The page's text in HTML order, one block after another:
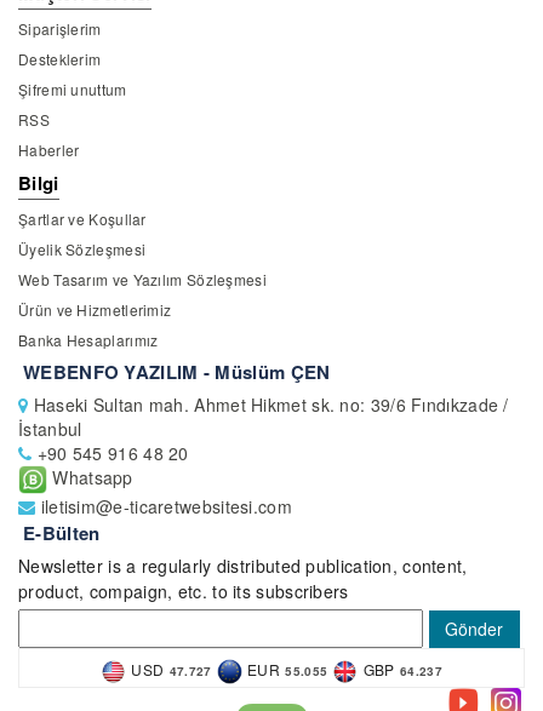
Siparişlerim
Desteklerim
Şifremi unuttum
RSS
Haberler
Bilgi
Şartlar ve Koşullar
Üyelik Sözleşmesi
Web Tasarım ve Yazılım Sözleşmesi
Ürün ve Hizmetlerimiz
Banka Hesaplarımız
WEBENFO YAZILIM - Müslüm ÇEN
Haseki Sultan mah. Ahmet Hikmet sk. no: 39/6 Fındıkzade /
İstanbul
+90 545 916 48 20
Whatsapp
iletisim@e-ticaretwebsitesi.com
E-Bülten
Newsletter is a regularly distributed publication, content,
product, compaign, etc. to its subscribers
Gönder
USD 47.727 EUR 55.055 GBP 64.237